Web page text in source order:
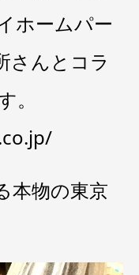
ホームパー
さんとコラ
。
本物の東京